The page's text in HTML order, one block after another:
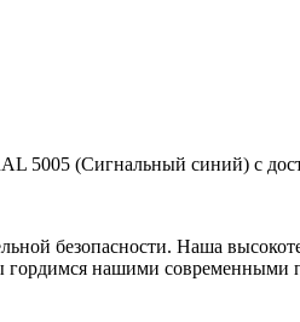
5005 (Сигнальный синий) с
безопасности. Наша
нашими современными